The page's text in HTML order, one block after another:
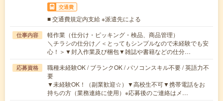
交通費
■ 交通費規定内支給 ※派遣先による
仕事内容
軽作業（仕分け・ピッキング・検品、商品管理）
＼チラシの仕分け／＜とってもシンプルなので未経験でも安
心！＞▼封入作業及び梱包▼雑誌や書籍などの仕分…
応募資格
職種未経験OK / ブランクOK / パソコンスキル不要 / 英語力不
要
▼未経験OK！（副業歓迎☆）▼高校生不可▼携帯電話をお
持ちの方（業務連絡に使用）※応募後のご連絡はメ…